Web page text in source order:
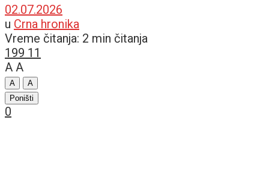
02.07.2026
u Crna hronika
Vreme čitanja: 2 min čitanja
199 11
A A
A
A
Poništi
0